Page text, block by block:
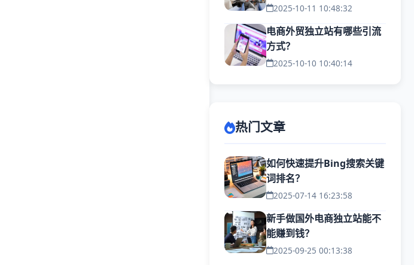
2025-10-11 10:48:32
电商外贸独立站有哪些引流
方式？
2025-10-10 10:40:14
热门文章
如何快速提升Bing搜索关键
词排名？
2025-07-14 16:23:58
新手做国外电商独立站能不
能赚到钱？
2025-09-25 00:13:38